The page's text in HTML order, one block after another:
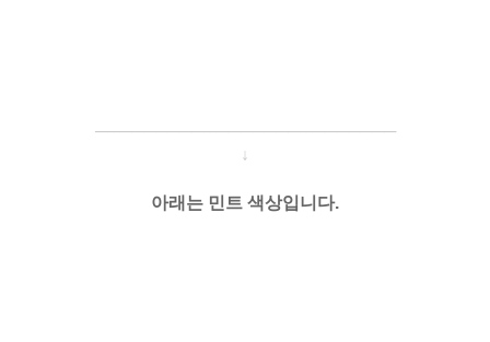
─────────────────────────
↓
아래는 민트 색상입니다.